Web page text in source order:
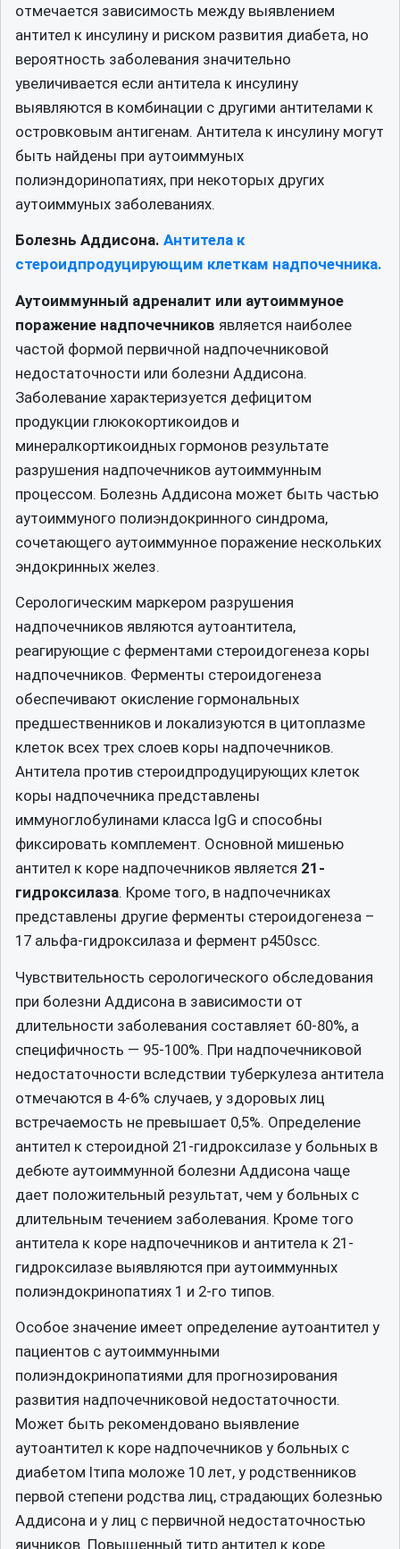
отмечается зависимость между выявлением
антител к инсулину и риском развития диабета, но
вероятность заболевания значительно
увеличивается если антитела к инсулину
выявляются в комбинации с другими антителами к
островковым антигенам. Антитела к инсулину могут
быть найдены при аутоиммуных
полиэндоринопатиях, при некоторых других
аутоиммуных заболеваниях.
Болезнь Аддисона. Антитела к
стероидпродуцирующим клеткам надпочечника.
Аутоиммунный адреналит или аутоиммуное
поражение надпочечников является наиболее
частой формой первичной надпочечниковой
недостаточности или болезни Аддисона.
Заболевание характеризуется дефицитом
продукции глюкокортикоидов и
минералкортикоидных гормонов результате
разрушения надпочечников аутоиммунным
процессом. Болезнь Аддисона может быть частью
аутоиммуного полиэндокринного синдрома,
сочетающего аутоиммунное поражение нескольких
эндокринных желез.
Серологическим маркером разрушения
надпочечников являются аутоантитела,
реагирующие с ферментами стероидогенеза коры
надпочечников. Ферменты стероидогенеза
обеспечивают окисление гормональных
предшественников и локализуются в цитоплазме
клеток всех трех слоев коры надпочечников.
Антитела против стероидпродуцирующих клеток
коры надпочечника представлены
иммуноглобулинами класса IgG и способны
фиксировать комплемент. Основной мишенью
антител к коре надпочечников является 21-
гидроксилаза. Кроме того, в надпочечниках
представлены другие ферменты стероидогенеза –
17 альфа-гидроксилаза и фермент р450scc.
Чувствительность серологического обследования
при болезни Аддисона в зависимости от
длительности заболевания составляет 60-80%, а
специфичность — 95-100%. При надпочечниковой
недостаточности вследствии туберкулеза антитела
отмечаются в 4-6% случаев, у здоровых лиц
встречаемость не превышает 0,5%. Определение
антител к стероидной 21-гидроксилазе у больных в
дебюте аутоиммунной болезни Аддисона чаще
дает положительный результат, чем у больных с
длительным течением заболевания. Кроме того
антитела к коре надпочечников и антитела к 21-
гидроксилазе выявляются при аутоиммунных
полиэндокринопатиях 1 и 2-го типов.
Особое значение имеет определение аутоантител у
пациентов с аутоиммунными
полиэндокринопатиями для прогнозирования
развития надпочечниковой недостаточности.
Может быть рекомендовано выявление
аутоантител к коре надпочечников у больных с
диабетом Iтипа моложе 10 лет, у родственников
первой степени родства лиц, страдающих болезнью
Аддисона и у лиц с первичной недостаточностью
яичников. Повышенный титр антител к коре